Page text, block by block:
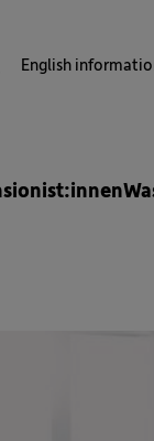
English